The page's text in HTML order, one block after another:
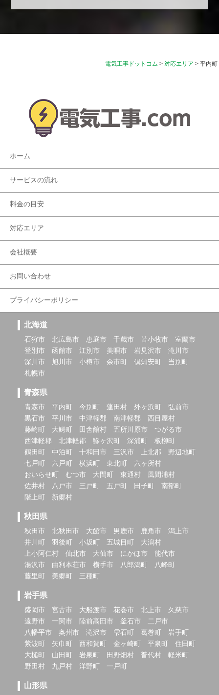
電気工事ドットコム > 対応エリア > 平内町
ホーム
サービスの流れ
料金の目安
対応エリア
会社概要
お問い合わせ
プライバシーポリシー
北海道
石狩市 北広島市 恵庭市 千歳市 苫小牧市
室蘭市
登別市
函館市 江別市 美唄市 岩見沢市
滝川市
深川市
旭川市 小樽市 余市町 倶知安町
当別町
札幌市
青森県
青森市 平内町 今別町 蓬田村 外ヶ浜町
弘前市
黒石市
平川市 中津軽郡 南津軽郡
西目屋村
藤崎町
大鰐町 田舎館村 五所川原市
つがる市
西津軽郡
北津軽郡 鰺ヶ沢町 深浦町
板柳町
鶴田町
中泊町 十和田市 三沢市 上北郡
野辺地町
七戸町
六戸町 横浜町 東北町
六ヶ所村
おいらせ町
むつ市 大間町 東通村
風間浦村
佐井村
八戸市 三戸町 五戸町 田子町
南部町
階上町
新郷村
秋田県
秋田市 北秋田市 大館市 男鹿市 鹿角市
潟上市
井川町
羽後町 小坂町 五城目町
大潟村
上小阿仁村
仙北市 大仙市 にかほ市
能代市
湯沢市
由利本荘市 横手市 八郎潟町
八峰町
藤里町
美郷町 三種町
岩手県
盛岡市 宮古市 大船渡市 花巻市 北上市
久慈市
遠野市
一関市 陸前高田市 釜石市
二戸市
八幡平市
奥州市 滝沢市 雫石町 葛巻町
岩手町
紫波町
矢巾町 西和賀町 金ヶ崎町 平泉町
住田町
大槌町
山田町 岩泉町 田野畑村 普代村
軽米町
野田村
九戸村 洋野町 一戸町
山形県